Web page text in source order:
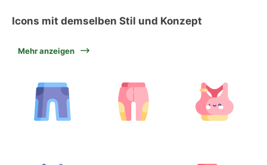
Icons mit demselben Stil und Konzept
Mehr anzeigen